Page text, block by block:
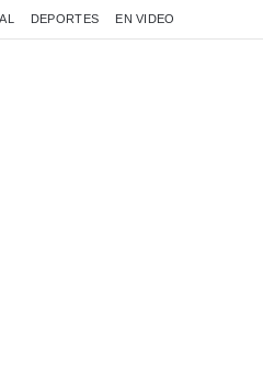
DEPORTES EN VIDEO